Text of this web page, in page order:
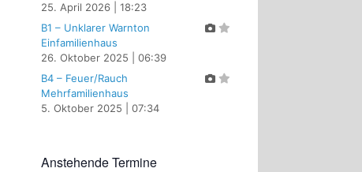
25. April 2026 |18:23
B1 – Unklarer Warnton
Einfamilienhaus
26. Oktober 2025 |06:39
B4 – Feuer/Rauch
Mehrfamilienhaus
5. Oktober 2025 |07:34
Anstehende Termine